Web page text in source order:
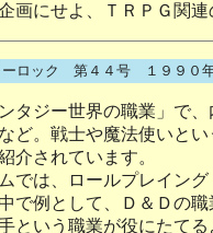
画にせよ、ＴＲＰＧ関
ーロック 第４４号 １９９０
タジー世界の職業」で
ど。戦士や魔法使いと
介されています。
では、ロールプレイン
で例として、Ｄ＆Ｄの
という職業が役にたて